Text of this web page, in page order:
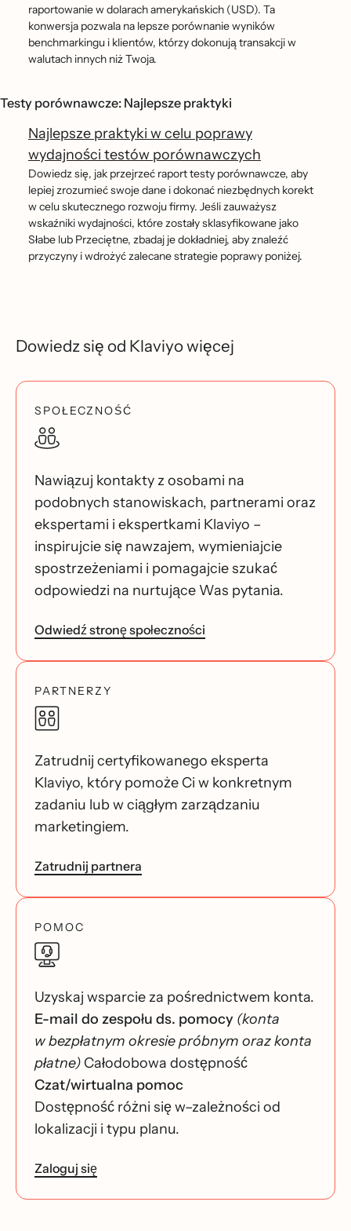
raportowanie w dolarach amerykańskich (USD). Ta
konwersja pozwala na lepsze porównanie wyników
benchmarkingu i klientów, którzy dokonują transakcji w
walutach innych niż Twoja.
Testy porównawcze: Najlepsze praktyki
Najlepsze praktyki w celu poprawy
wydajności testów porównawczych
Dowiedz się, jak przejrzeć raport testy porównawcze, aby
lepiej zrozumieć swoje dane i dokonać niezbędnych korekt
w celu skutecznego rozwoju firmy. Jeśli zauważysz
wskaźniki wydajności, które zostały sklasyfikowane jako
Słabe lub Przeciętne, zbadaj je dokładniej, aby znaleźć
przyczyny i wdrożyć zalecane strategie poprawy poniżej.
Dowiedz się od Klaviyo więcej
SPOŁECZNOŚĆ
Nawiązuj kontakty z osobami na
podobnych stanowiskach, partnerami oraz
ekspertami i ekspertkami Klaviyo –
inspirujcie się nawzajem, wymieniajcie
spostrzeżeniami i pomagajcie szukać
odpowiedzi na nurtujące Was pytania.
Odwiedź stronę społeczności
PARTNERZY
Zatrudnij certyfikowanego eksperta
Klaviyo, który pomoże Ci w konkretnym
zadaniu lub w ciągłym zarządzaniu
marketingiem.
Zatrudnij partnera
POMOC
Uzyskaj wsparcie za pośrednictwem konta.
E-mail do zespołu ds. pomocy (konta
w bezpłatnym okresie próbnym oraz konta
płatne) Całodobowa dostępność
Czat/wirtualna pomoc
Dostępność różni się w–zależności od
lokalizacji i typu planu.
Zaloguj się